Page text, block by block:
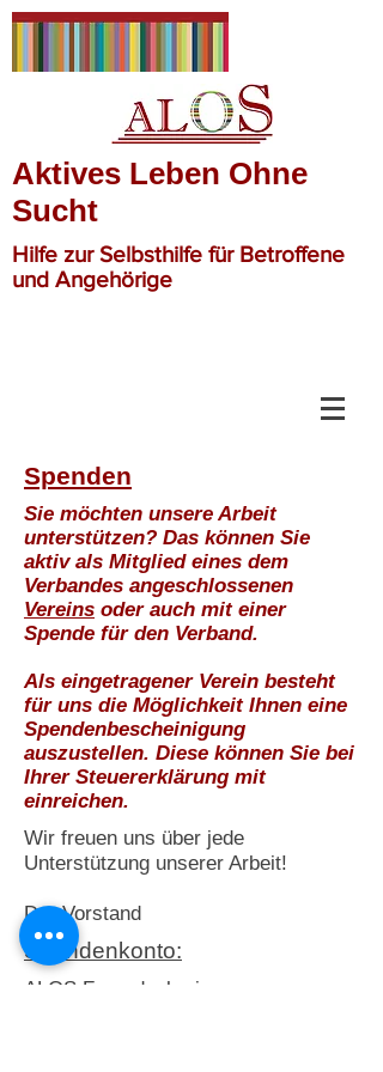
Aktives Leben Ohne
Sucht
Hilfe zur Selbsthilfe für Betroffene
und Angehörige
Spenden
Sie möchten unsere Arbeit
unterstützen? Das können Sie
aktiv als Mitglied eines dem
Verbandes angeschlossenen
Vereins oder auch mit einer
Spende für den Verband.
Als eingetragener Verein besteht
für uns die Möglichkeit Ihnen eine
Spendenbescheinigung
auszustellen. Diese können Sie bei
Ihrer Steuererklärung mit
einreichen.
Wir freuen uns über jede
Unterstützung unserer Arbeit!
Der Vorstand
Spendenkonto:
ALOS Freundeskreise